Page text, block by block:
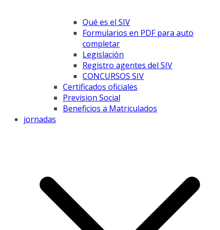
Qué es el SIV
Formularios en PDF para auto
completar
Legislación
Registro agentes del SIV
CONCURSOS SIV
Certificados oficiales
Prevision Social
Beneficios a Matriculados
jornadas